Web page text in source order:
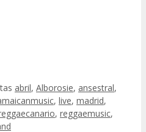
abril, Alborosie, ansestral,
, live, madrid,
, reggaemusic,